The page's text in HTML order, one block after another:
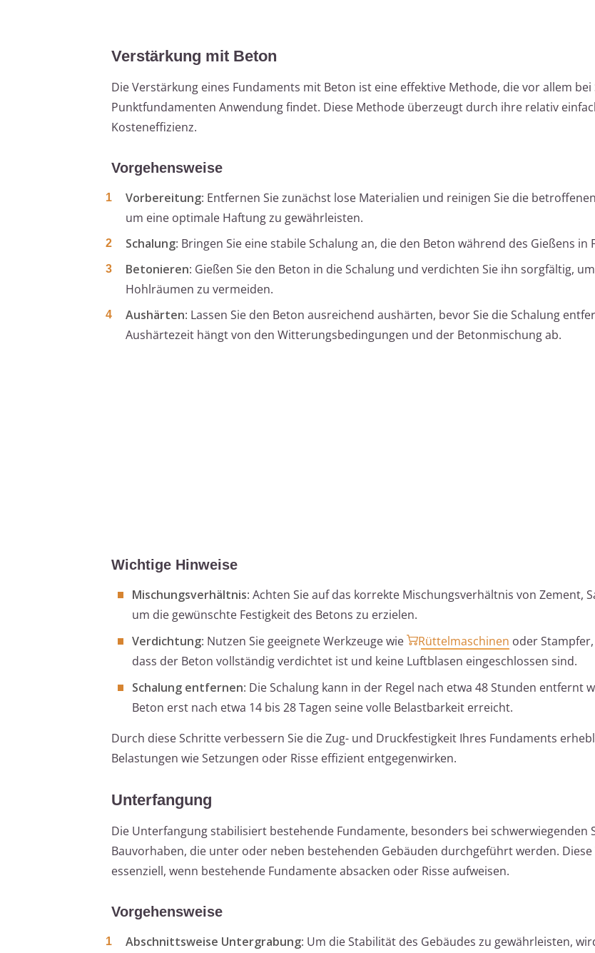
Verstärkung mit Beton
Die Verstärkung eines Fundaments mit Beton ist eine effektive Methode, die vor allem
Punktfundamenten Anwendung findet. Diese Methode überzeugt durch ihre relativ
Kosteneffizienz.
Vorgehensweise
Vorbereitung: Entfernen Sie zunächst lose Materialien und reinigen Sie die
um eine optimale Haftung zu gewährleisten.
Schalung: Bringen Sie eine stabile Schalung an, die den Beton während des Gießens in
Betonieren: Gießen Sie den Beton in die Schalung und verdichten Sie ihn sorgfältig,
Hohlräumen zu vermeiden.
Aushärten: Lassen Sie den Beton ausreichend aushärten, bevor Sie die Schalung
Aushärtezeit hängt von den Witterungsbedingungen und der Betonmischung ab.
Wichtige Hinweise
Mischungsverhältnis: Achten Sie auf das korrekte Mischungsverhältnis von Zement,
um die gewünschte Festigkeit des Betons zu erzielen.
Verdichtung: Nutzen Sie geeignete Werkzeuge wie Rüttelmaschinen oder
dass der Beton vollständig verdichtet ist und keine Luftblasen eingeschlossen sind.
Schalung entfernen: Die Schalung kann in der Regel nach etwa 48 Stunden entfernt
Beton erst nach etwa 14 bis 28 Tagen seine volle Belastbarkeit erreicht.
Durch diese Schritte verbessern Sie die Zug- und Druckfestigkeit Ihres Fundaments
Belastungen wie Setzungen oder Risse effizient entgegenwirken.
Unterfangung
Die Unterfangung stabilisiert bestehende Fundamente, besonders bei schwerwiegenden
Bauvorhaben, die unter oder neben bestehenden Gebäuden durchgeführt werden. Diese
essenziell, wenn bestehende Fundamente absacken oder Risse aufweisen.
Vorgehensweise
Abschnittsweise Untergrabung: Um die Stabilität des Gebäudes zu gewährleisten,